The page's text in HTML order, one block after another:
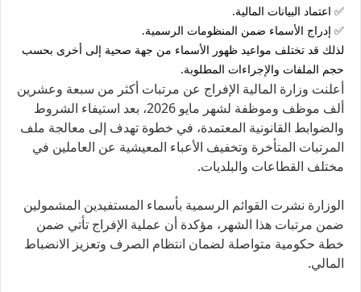
✅ اعتماد البيانات المالية.
✅ إدراج الأسماء ضمن المنظومات الرسمية.
لذلك قد تختلف مواعيد ظهور الأسماء من جهة صحية إلى أخرى بحسب
حجم الملفات والإجراءات المطلوبة.
أعلنت وزارة المالية الإفراج عن مرتبات أكثر من سبعة وعشرين
ألف موظف وموظفة لشهر مايو 2026، بعد استيفاء الشروط
والضوابط القانونية المعتمدة، في خطوة تهدف إلى معالجة ملف
المرتبات المتأخرة وتخفيف الأعباء المعيشية عن العاملين في
مختلف القطاعات والبلديات.
الوزارة نشرت القوائم الرسمية بأسماء المستفيدين المشمولين
ضمن مرتبات هذا الشهر، مؤكدة أن عملية الإفراج تأتي ضمن
خطة حكومية متواصلة لضمان انتظام الصرف وتعزيز الانضباط
المالي.